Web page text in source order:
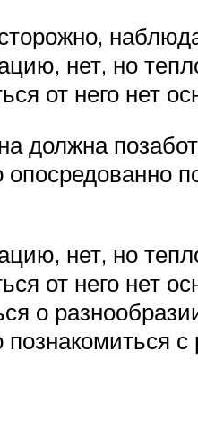
нет, но
от него нет
должна
нет, но
от него нет
о